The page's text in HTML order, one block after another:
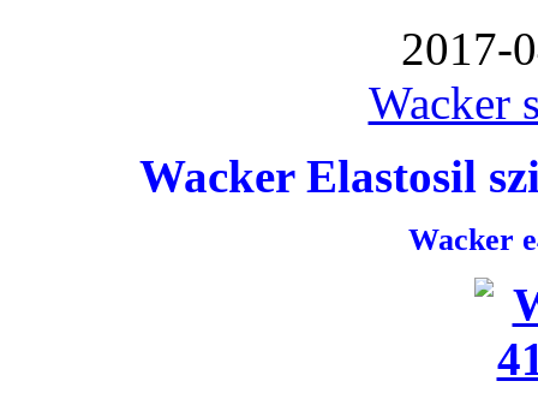
2017-
Wacker
Wacker Elastosil
Wacker